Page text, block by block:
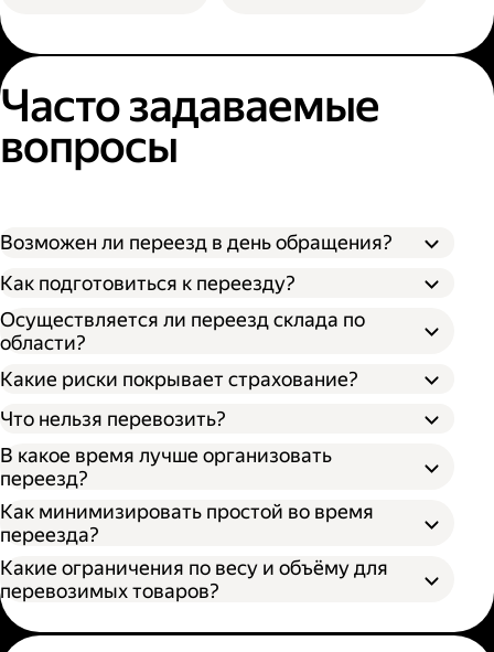
Часто задаваемые
вопросы
Возможен ли переезд в день обращения?
Как подготовиться к переезду?
Осуществляется ли переезд склада по
области?
Какие риски покрывает страхование?
Что нельзя перевозить?
В какое время лучше организовать
переезд?
Как минимизировать простой во время
переезда?
Какие ограничения по весу и объёму для
перевозимых товаров?